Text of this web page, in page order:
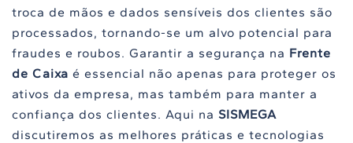
troca de mãos e dados sensíveis dos clientes são
processados, tornando-se um alvo potencial para
fraudes e roubos. Garantir a segurança na Frente
de Caixa é essencial não apenas para proteger os
ativos da empresa, mas também para manter a
confiança dos clientes. Aqui na SISMEGA
discutiremos as melhores práticas e tecnologias